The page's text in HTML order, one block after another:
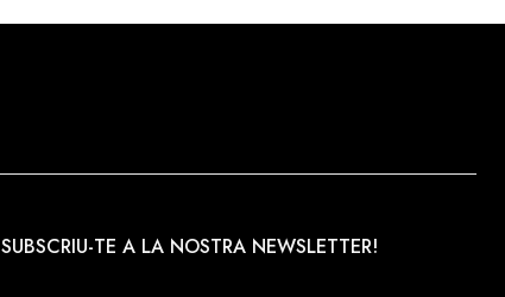
SUBSCRIU-TE A LA NOSTRA NEWSLETTER!